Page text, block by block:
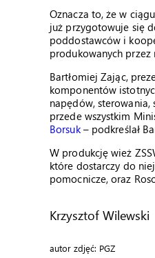
Oznacza to, że w
już przygotowuje się
poddostawców i
produkowanych przez
Bartłomiej Zając,
komponentów
napędów, sterowania,
przede wszystkim
Borsuk– podkreślał
W produkcję wież
które dostarczy do
pomocnicze, oraz
Krzysztof Wilewski
autor zdjęć: PGZ